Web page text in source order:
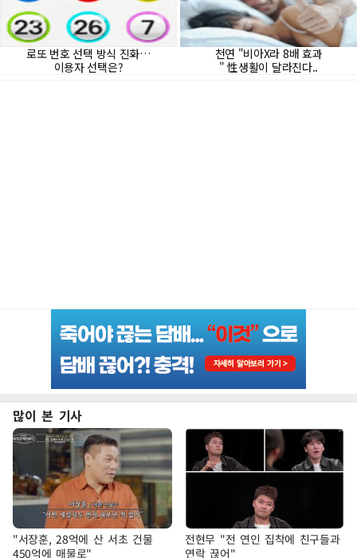
많이 본 기사
"서장훈, 28억에 산 서초 건물
450억에 매물로"
전현무 "전 연인 집착에 친구들과
연락 끊어"